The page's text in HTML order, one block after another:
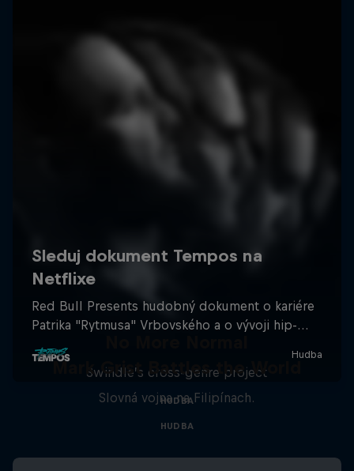
Swindle’s cross-genre project
HUDBA
Mark Grist Battles the World
Slovná vojna na Filipínach.
HUDBA